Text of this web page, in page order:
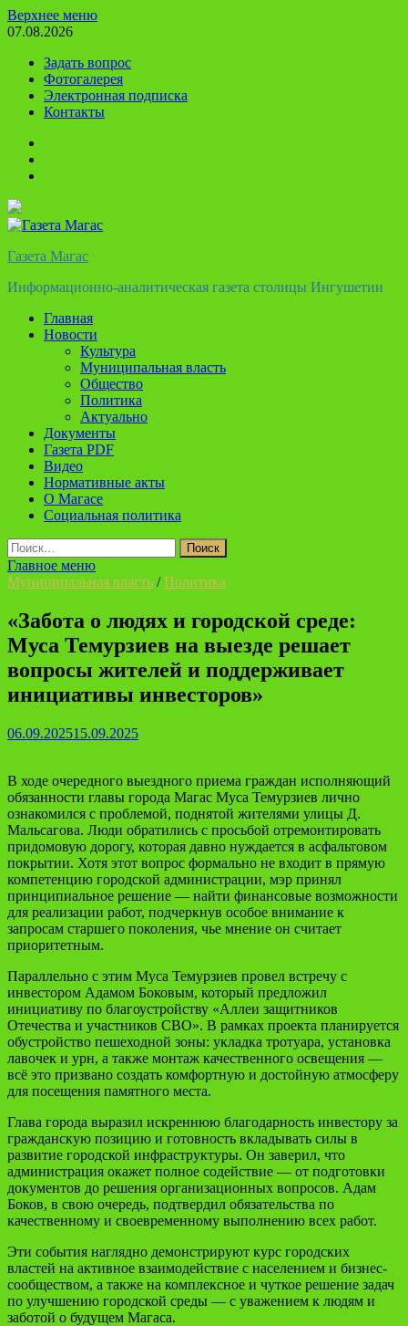
Перейти
к
Верхнее меню
07.08.2026
Задать вопрос
Фотогалерея
Электронная подписка
Контакты
Газета Магас
Информационно-аналитическая газета столицы Ингушетии
Главная
Новости
Культура
Муниципальная власть
Общество
Политика
Актуально
Документы
Газета PDF
Видео
Нормативные акты
О Магасе
Социальная политика
Найти:
Главное меню
Муниципальная власть /Политика
«Забота о людях и городской среде:
Муса Темурзиев на выезде решает
вопросы жителей и поддерживает
инициативы инвесторов»
06.09.202515.09.2025
В ходе очередного выездного приема граждан исполняющий
обязанности главы города Магас Муса Темурзиев лично
ознакомился с проблемой, поднятой жителями улицы Д.
Мальсагова. Люди обратились с просьбой отремонтировать
придомовую дорогу, которая давно нуждается в асфальтовом
покрытии. Хотя этот вопрос формально не входит в прямую
компетенцию городской администрации, мэр принял
принципиальное решение — найти финансовые возможности
для реализации работ, подчеркнув особое внимание к
запросам старшего поколения, чье мнение он считает
приоритетным.
Параллельно с этим Муса Темурзиев провел встречу с
инвестором Адамом Боковым, который предложил
инициативу по благоустройству «Аллеи защитников
Отечества и участников СВО». В рамках проекта планируется
обустройство пешеходной зоны: укладка тротуара, установка
лавочек и урн, а также монтаж качественного освещения —
всё это призвано создать комфортную и достойную атмосферу
для посещения памятного места.
Глава города выразил искреннюю благодарность инвестору за
гражданскую позицию и готовность вкладывать силы в
развитие городской инфраструктуры. Он заверил, что
администрация окажет полное содействие — от подготовки
документов до решения организационных вопросов. Адам
Боков, в свою очередь, подтвердил обязательства по
качественному и своевременному выполнению всех работ.
Эти события наглядно демонстрируют курс городских
властей на активное взаимодействие с населением и бизнес-
сообществом, а также на комплексное и чуткое решение задач
по улучшению городской среды — с уважением к людям и
заботой о будущем Магаса.